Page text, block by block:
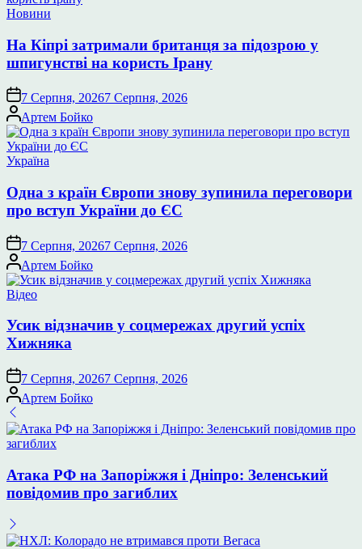
Опублікувати
Новини
На Кіпрі затримали британця за підозрою у
шпигунстві на користь Ірану
7 Серпня, 20267 Серпня, 2026
Опубліковано
Артем Бойко
Опублікувати
Україна
Одна з країн Європи знову зупинила переговори
про вступ України до ЄС
7 Серпня, 20267 Серпня, 2026
Опубліковано
Артем Бойко
Опублікувати
Відео
Усик відзначив у соцмережах другий успіх
Хижняка
7 Серпня, 20267 Серпня, 2026
Опубліковано
Артем Бойко
Атака РФ на Запоріжжя і Дніпро: Зеленський
повідомив про загиблих